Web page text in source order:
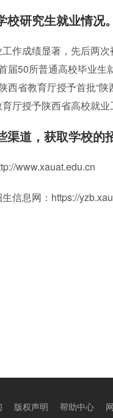
研究生就业情况。
作成绩显著，先后两
届50所普通高校毕业
西省教育厅授予首批“
厅授予陕西省高校就业
渠道，获取学校的
www.xauat.edu.cn
信息网：https://
版权声明 帮助中心